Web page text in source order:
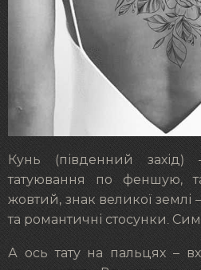
Кунь (південний
татуювання по феншую,
жовтий, знак великої землі
та романтичні стосунки.
А ось тату на пальцях –